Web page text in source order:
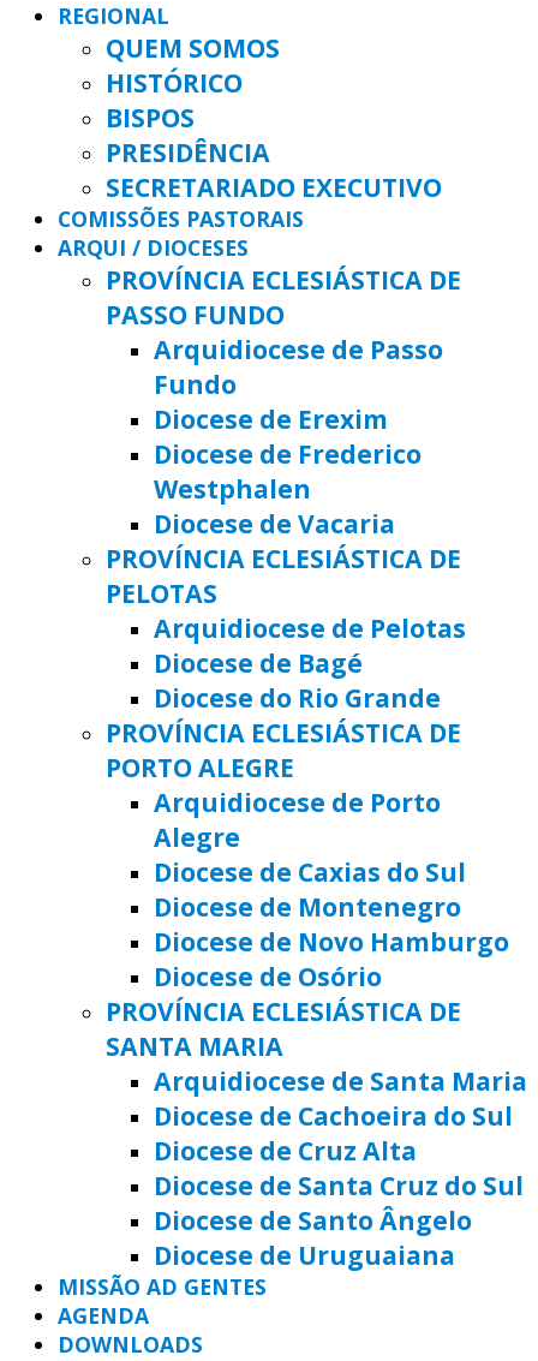
REGIONAL
QUEM SOMOS
HISTÓRICO
BISPOS
PRESIDÊNCIA
SECRETARIADO EXECUTIVO
COMISSÕES PASTORAIS
ARQUI / DIOCESES
PROVÍNCIA ECLESIÁSTICA DE
PASSO FUNDO
Arquidiocese de Passo
Fundo
Diocese de Erexim
Diocese de Frederico
Westphalen
Diocese de Vacaria
PROVÍNCIA ECLESIÁSTICA DE
PELOTAS
Arquidiocese de Pelotas
Diocese de Bagé
Diocese do Rio Grande
PROVÍNCIA ECLESIÁSTICA DE
PORTO ALEGRE
Arquidiocese de Porto
Alegre
Diocese de Caxias do Sul
Diocese de Montenegro
Diocese de Novo Hamburgo
Diocese de Osório
PROVÍNCIA ECLESIÁSTICA DE
SANTA MARIA
Arquidiocese de Santa Maria
Diocese de Cachoeira do Sul
Diocese de Cruz Alta
Diocese de Santa Cruz do Sul
Diocese de Santo Ângelo
Diocese de Uruguaiana
MISSÃO AD GENTES
AGENDA
DOWNLOADS